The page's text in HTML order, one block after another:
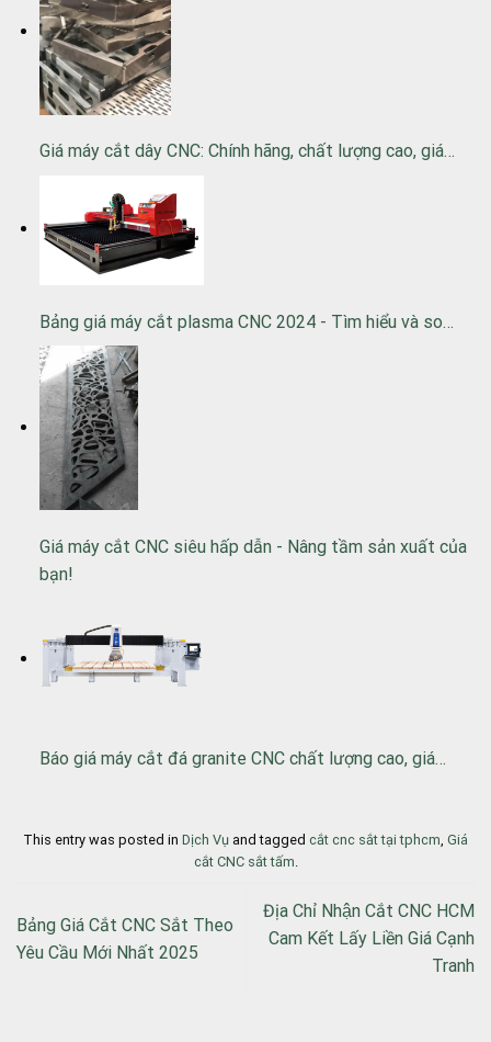
Giá máy cắt dây CNC: Chính hãng, chất lượng cao, giá…
Bảng giá máy cắt plasma CNC 2024 - Tìm hiểu và so…
Giá máy cắt CNC siêu hấp dẫn - Nâng tầm sản xuất của
bạn!
Báo giá máy cắt đá granite CNC chất lượng cao, giá…
This entry was posted in Dịch Vụ and tagged cắt cnc sắt tại tphcm, Giá
cắt CNC sắt tấm.
Bảng Giá Cắt CNC Sắt Theo
Yêu Cầu Mới Nhất 2025
Địa Chỉ Nhận Cắt CNC HCM
Cam Kết Lấy Liền Giá Cạnh
Tranh